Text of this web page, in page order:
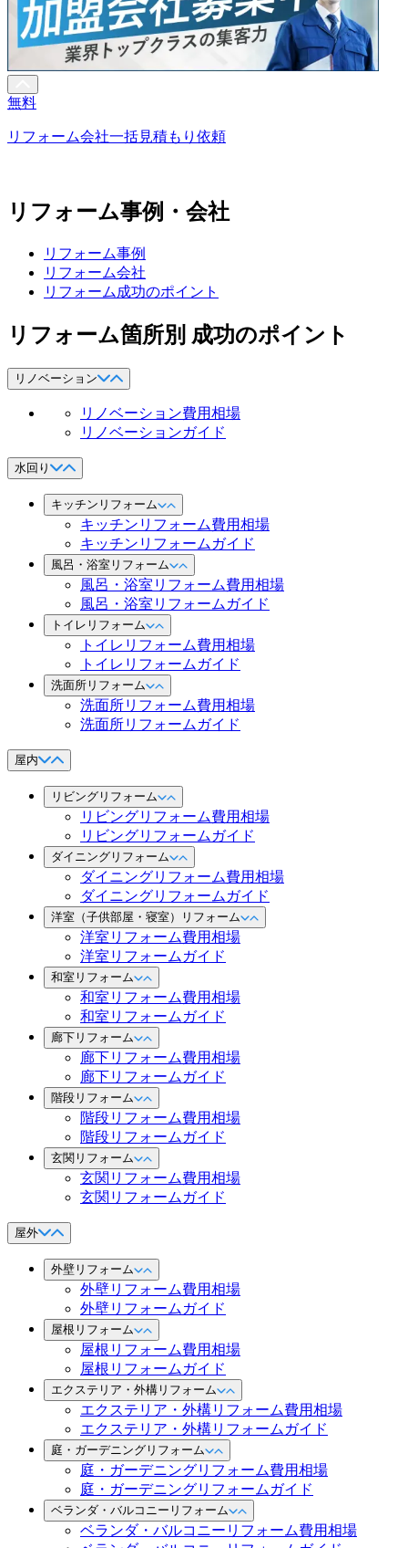
無料
リフォーム会社一括見積もり依頼
リフォーム事例・会社
リフォーム事例
リフォーム会社
リフォーム成功のポイント
リフォーム箇所別 成功のポイント
リノベーション
リノベーション費用相場
リノベーションガイド
水回り
キッチンリフォーム
キッチンリフォーム費用相場
キッチンリフォームガイド
風呂・浴室リフォーム
風呂・浴室リフォーム費用相場
風呂・浴室リフォームガイド
トイレリフォーム
トイレリフォーム費用相場
トイレリフォームガイド
洗面所リフォーム
洗面所リフォーム費用相場
洗面所リフォームガイド
屋内
リビングリフォーム
リビングリフォーム費用相場
リビングリフォームガイド
ダイニングリフォーム
ダイニングリフォーム費用相場
ダイニングリフォームガイド
洋室（子供部屋・寝室）リフォーム
洋室リフォーム費用相場
洋室リフォームガイド
和室リフォーム
和室リフォーム費用相場
和室リフォームガイド
廊下リフォーム
廊下リフォーム費用相場
廊下リフォームガイド
階段リフォーム
階段リフォーム費用相場
階段リフォームガイド
玄関リフォーム
玄関リフォーム費用相場
玄関リフォームガイド
屋外
外壁リフォーム
外壁リフォーム費用相場
外壁リフォームガイド
屋根リフォーム
屋根リフォーム費用相場
屋根リフォームガイド
エクステリア・外構リフォーム
エクステリア・外構リフォーム費用相場
エクステリア・外構リフォームガイド
庭・ガーデニングリフォーム
庭・ガーデニングリフォーム費用相場
庭・ガーデニングリフォームガイド
ベランダ・バルコニーリフォーム
ベランダ・バルコニーリフォーム費用相場